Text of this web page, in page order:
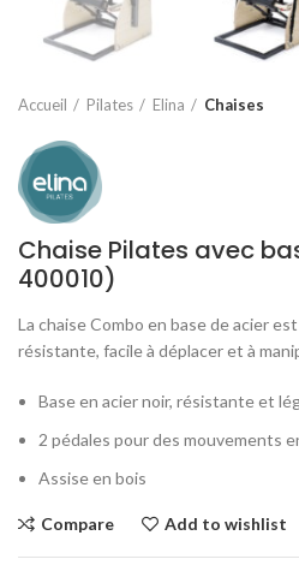
Accueil Pilates Elina Chaises
Chaise Pilates avec
400010)
La chaise Combo en base de acier
résistante, facile à déplacer et à
Base en acier noir, résistante et
2 pédales pour des mouvements
Assise en bois
Compare Add to wishlist